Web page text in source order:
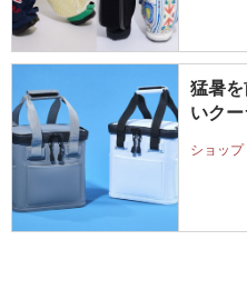
猛暑
いク
ショップ